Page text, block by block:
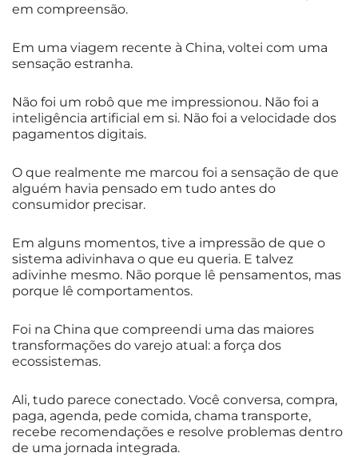
em compreensão.
Em uma viagem recente à China, voltei com uma
sensação estranha.
Não foi um robô que me impressionou. Não foi a
inteligência artificial em si. Não foi a velocidade dos
pagamentos digitais.
O que realmente me marcou foi a sensação de que
alguém havia pensado em tudo antes do
consumidor precisar.
Em alguns momentos, tive a impressão de que o
sistema adivinhava o que eu queria. E talvez
adivinhe mesmo. Não porque lê pensamentos, mas
porque lê comportamentos.
Foi na China que compreendi uma das maiores
transformações do varejo atual: a força dos
ecossistemas.
Ali, tudo parece conectado. Você conversa, compra,
paga, agenda, pede comida, chama transporte,
recebe recomendações e resolve problemas dentro
de uma jornada integrada.